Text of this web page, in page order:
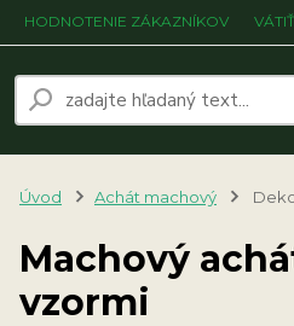
HODNOTENIE ZÁKAZNÍKOV
Úvod Achát machový
Machový
vzormi